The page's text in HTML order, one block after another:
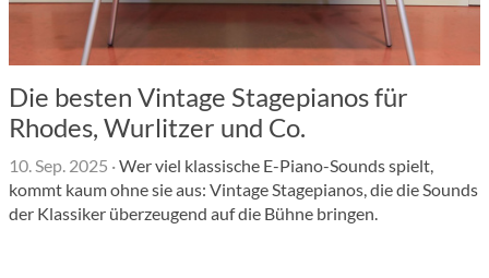
Die besten Vintage Stagepianos für
Rhodes, Wurlitzer und Co.
10. Sep. 2025 ·Wer viel klassische E-Piano-Sounds spielt,
kommt kaum ohne sie aus: Vintage Stagepianos, die die Sounds
der Klassiker überzeugend auf die Bühne bringen.